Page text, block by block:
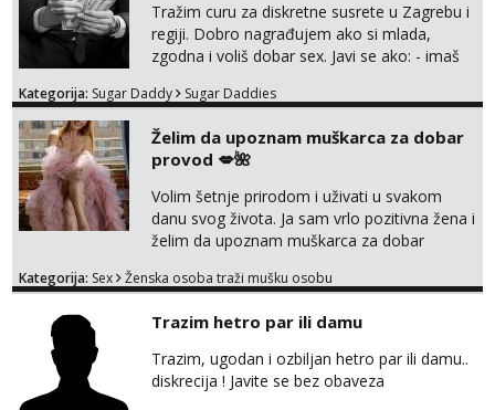
Tražim curu za diskretne susrete u Zagrebu i
regiji. Dobro nagrađujem ako si mlada,
zgodna i voliš dobar sex. Javi se ako: - imaš
kosu - se dobro ljubiš - si fleksibilna s
dostupna radnim danom (vikendi i noći su za
obitelj) - vodiš brigu o zdravlju i koristiš
zaštitu Ne javljajte se: - debele - frajeri i
paro...
Kategorija: Sugar Daddy Sugar Daddies
Želim da upoznam muškarca za dobar
provod 💋🌺
Volim šetnje prirodom i uživati u svakom
danu svog života. Ja sam vrlo pozitivna žena i
želim da upoznam muškarca za dobar
na link ispod i nadji me tamo, cekam te!
Kategorija: Sex Ženska osoba traži mušku osobu
Trazim hetro par ili damu
Trazim, ugodan i ozbiljan hetro par ili damu..
diskrecija ! Javite se bez obaveza